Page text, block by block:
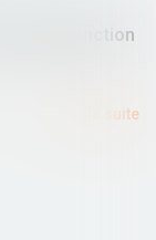
quelle sanction
Lire la suite